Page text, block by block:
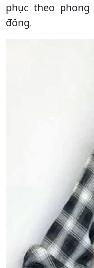
phục theo
đông.